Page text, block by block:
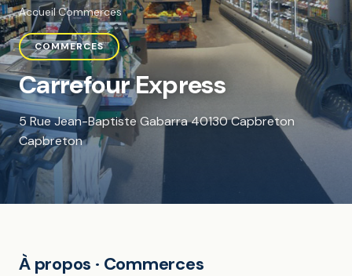
Accueil·Commerces
COMMERCES
Carrefour Express
5 Rue Jean-Baptiste Gabarra 40130 Capbreton
Capbreton
À propos · Commerces